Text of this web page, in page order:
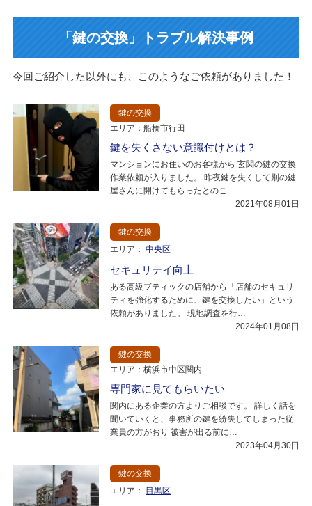
「鍵の交換」トラブル解決事例
今回ご紹介した以外にも、このようなご依頼がありました！
鍵の交換
エリア：船橋市行田
鍵を失くさない意識付けとは？
マンションにお住いのお客様から 玄関の鍵の交換
作業依頼が入りました。 昨夜鍵を失くして別の鍵
屋さんに開けてもらったとのこ…
2021年08月01日
鍵の交換
エリア： 中央区
セキュリテイ向上
ある高級ブティックの店舗から「店舗のセキュリ
ティを強化するために、鍵を交換したい」という
依頼がありました。 現地調査を行…
2024年01月08日
鍵の交換
エリア：横浜市中区関内
専門家に見てもらいたい
関内にある企業の方よりご相談です。 詳しく話を
聞いていくと、事務所の鍵を紛失してしまった従
業員の方がおり 被害が出る前に…
2023年04月30日
鍵の交換
エリア：
目黒区